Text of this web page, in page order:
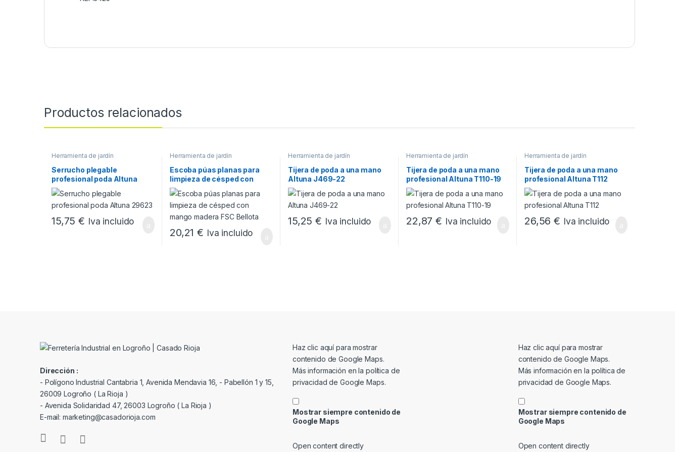
Productos relacionados
Herramienta de jardín
Serrucho plegable
profesional poda Altuna
29623
15,75€ Iva incluido
Herramienta de jardín
Escoba púas planas para
limpieza de césped con
mango madera FSC Bellota
20,21€ Iva incluido
Herramienta de jardín
Tijera de poda a una mano
Altuna J469-22
15,25€ Iva incluido
Herramienta de jardín
Tijera de poda a una mano
profesional Altuna T110-19
22,87€ Iva incluido
Herramienta de jardín
Tijera de poda a una mano
profesional Altuna T112
26,56€ Iva incluido
Dirección :
- Polígono Industrial Cantabria 1, Avenida Mendavia 16, - Pabellón 1 y 15,
26009 Logroño ( La Rioja )
- Avenida Solidaridad 47, 26003 Logroño ( La Rioja )
E-mail: marketing@casadorioja.com
Mostrar contenido de Google Maps
Haz clic aquí para mostrar
contenido de Google Maps.
Más información en la política de
privacidad de Google Maps.
Mostrar siempre contenido de
Google Maps
Open content directly
Mostrar contenido de Google Maps
Haz clic aquí para mostrar
contenido de Google Maps.
Más información en la política de
privacidad de Google Maps.
Mostrar siempre contenido de
Google Maps
Open content directly